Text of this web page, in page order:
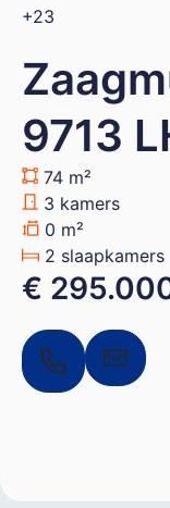
+23
9713
74 m²
3 kamers
0 m²
2 slaapkamers
€